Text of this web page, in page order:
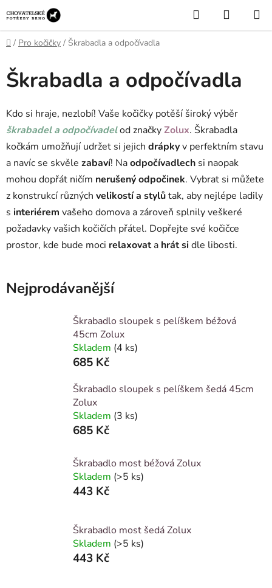
na
obsah
Hledat
KOŠÍK
Domů
/ Pro kočičky / Škrabadla a odpočívadla
Škrabadla a odpočívadla
Kdo si hraje, nezlobí! Vaše kočičky potěší široký výběr
škrabadel a odpočívadelod značkyZolux. Škrabadla
kočkám umožňují udržet si jejich drápkyv perfektním stavu
a navíc se skvěle zabaví! Naodpočívadlech si naopak
mohou dopřát ničím nerušený odpočinek. Vybrat si můžete
z konstrukcí různých velikostí a stylůtak, aby nejlépe ladily
s interiérem vašeho domova a zároveň splnily veškeré
požadavky vašich kočičích přátel. Dopřejte své kočičce
prostor, kde bude moci relaxovata hrát sidle libosti.
Nejprodávanější
Škrabadlo sloupek s pelíškem béžová
45cm Zolux
Skladem (4 ks)
685 Kč
Škrabadlo sloupek s pelíškem šedá 45cm
Zolux
Skladem (3 ks)
685 Kč
Škrabadlo most béžová Zolux
Skladem (>5 ks)
443 Kč
Škrabadlo most šedá Zolux
Skladem (>5 ks)
443 Kč